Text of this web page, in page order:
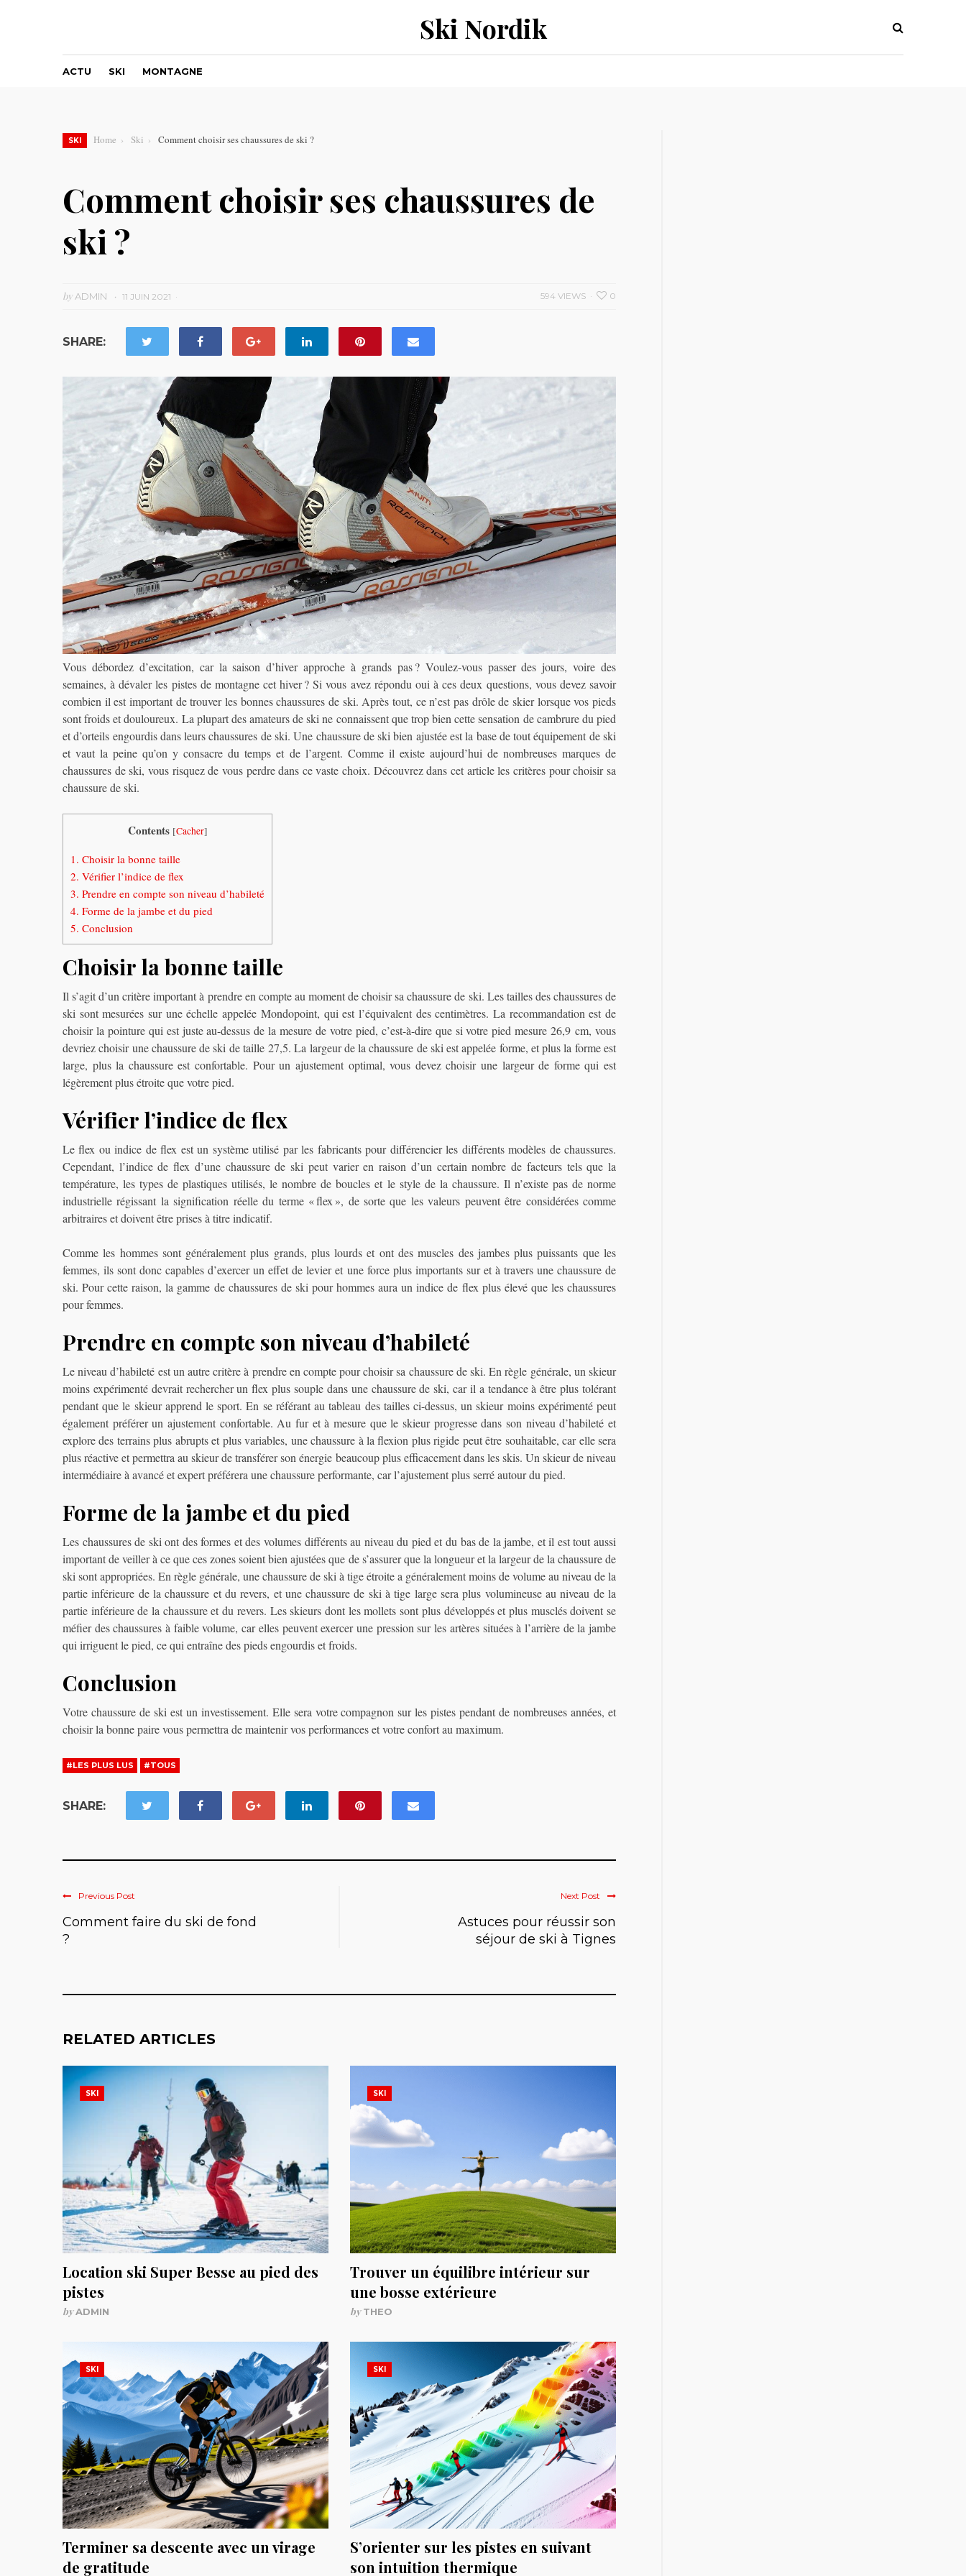
Ski Nordik
ACTU SKI MONTAGNE
SKI Home Ski Comment choisir ses chaussures de ski ?
Comment choisir ses chaussures de
ski ?
byADMIN 11 JUIN 2021 0
594 VIEWS
SHARE:
Vous débordez d’excitation, car la saison d’hiver approche à grands pas ? Voulez-vous passer des jours, voire des
semaines, à dévaler les pistes de montagne cet hiver ? Si vous avez répondu oui à ces deux questions, vous devez savoir
combien il est important de trouver les bonnes chaussures de ski. Après tout, ce n’est pas drôle de skier lorsque vos pieds
sont froids et douloureux. La plupart des amateurs de ski ne connaissent que trop bien cette sensation de cambrure du pied
et d’orteils engourdis dans leurs chaussures de ski. Une chaussure de ski bien ajustée est la base de tout équipement de ski
et vaut la peine qu’on y consacre du temps et de l’argent. Comme il existe aujourd’hui de nombreuses marques de
chaussures de ski, vous risquez de vous perdre dans ce vaste choix. Découvrez dans cet article les critères pour choisir sa
chaussure de ski.
Contents [Cacher]
1. Choisir la bonne taille
2. Vérifier l’indice de flex
3. Prendre en compte son niveau d’habileté
4. Forme de la jambe et du pied
5. Conclusion
Choisir la bonne taille
Il s’agit d’un critère important à prendre en compte au moment de choisir sa chaussure de ski. Les tailles des chaussures de
ski sont mesurées sur une échelle appelée Mondopoint, qui est l’équivalent des centimètres. La recommandation est de
choisir la pointure qui est juste au-dessus de la mesure de votre pied, c’est-à-dire que si votre pied mesure 26,9 cm, vous
devriez choisir une chaussure de ski de taille 27,5. La largeur de la chaussure de ski est appelée forme, et plus la forme est
large, plus la chaussure est confortable. Pour un ajustement optimal, vous devez choisir une largeur de forme qui est
légèrement plus étroite que votre pied.
Vérifier l’indice de flex
Le flex ou indice de flex est un système utilisé par les fabricants pour différencier les différents modèles de chaussures.
Cependant, l’indice de flex d’une chaussure de ski peut varier en raison d’un certain nombre de facteurs tels que la
température, les types de plastiques utilisés, le nombre de boucles et le style de la chaussure. Il n’existe pas de norme
industrielle régissant la signification réelle du terme « flex », de sorte que les valeurs peuvent être considérées comme
arbitraires et doivent être prises à titre indicatif.
Comme les hommes sont généralement plus grands, plus lourds et ont des muscles des jambes plus puissants que les
femmes, ils sont donc capables d’exercer un effet de levier et une force plus importants sur et à travers une chaussure de
ski. Pour cette raison, la gamme de chaussures de ski pour hommes aura un indice de flex plus élevé que les chaussures
pour femmes.
Prendre en compte son niveau d’habileté
Le niveau d’habileté est un autre critère à prendre en compte pour choisir sa chaussure de ski. En règle générale, un skieur
moins expérimenté devrait rechercher un flex plus souple dans une chaussure de ski, car il a tendance à être plus tolérant
pendant que le skieur apprend le sport. En se référant au tableau des tailles ci-dessus, un skieur moins expérimenté peut
également préférer un ajustement confortable. Au fur et à mesure que le skieur progresse dans son niveau d’habileté et
explore des terrains plus abrupts et plus variables, une chaussure à la flexion plus rigide peut être souhaitable, car elle sera
plus réactive et permettra au skieur de transférer son énergie beaucoup plus efficacement dans les skis. Un skieur de niveau
intermédiaire à avancé et expert préférera une chaussure performante, car l’ajustement plus serré autour du pied.
Forme de la jambe et du pied
Les chaussures de ski ont des formes et des volumes différents au niveau du pied et du bas de la jambe, et il est tout aussi
important de veiller à ce que ces zones soient bien ajustées que de s’assurer que la longueur et la largeur de la chaussure de
ski sont appropriées. En règle générale, une chaussure de ski à tige étroite a généralement moins de volume au niveau de la
partie inférieure de la chaussure et du revers, et une chaussure de ski à tige large sera plus volumineuse au niveau de la
partie inférieure de la chaussure et du revers. Les skieurs dont les mollets sont plus développés et plus musclés doivent se
méfier des chaussures à faible volume, car elles peuvent exercer une pression sur les artères situées à l’arrière de la jambe
qui irriguent le pied, ce qui entraîne des pieds engourdis et froids.
Conclusion
Votre chaussure de ski est un investissement. Elle sera votre compagnon sur les pistes pendant de nombreuses années, et
choisir la bonne paire vous permettra de maintenir vos performances et votre confort au maximum.
#LES PLUS LUS #TOUS
SHARE:
Previous Post
Comment faire du ski de fond
?
Next Post
Astuces pour réussir son
séjour de ski à Tignes
RELATED ARTICLES
SKI
Location ski Super Besse au pied des
pistes
byADMIN
SKI
Trouver un équilibre intérieur sur
une bosse extérieure
byTHEO
SKI
Terminer sa descente avec un virage
de gratitude
SKI
S’orienter sur les pistes en suivant
son intuition thermique